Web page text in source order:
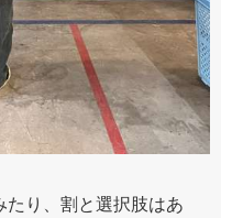
り、割と選択肢はあ